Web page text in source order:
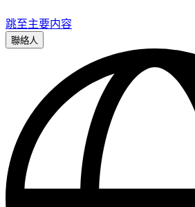
跳至主要内容
聯絡人